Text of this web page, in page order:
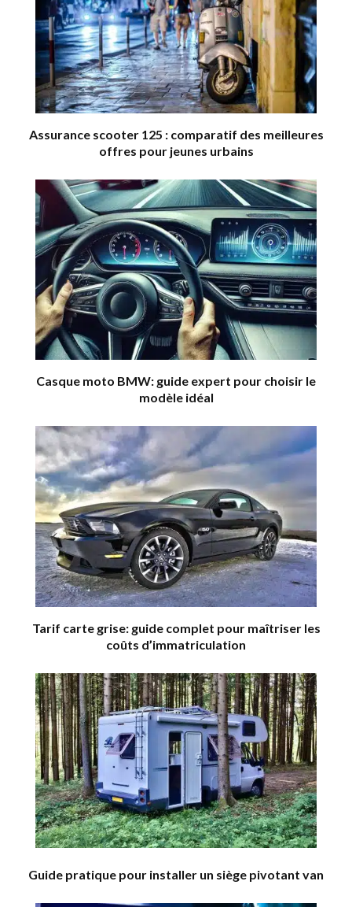
Assurance scooter 125 : comparatif des meilleures
offres pour jeunes urbains
Casque moto BMW: guide expert pour choisir le
modèle idéal
Tarif carte grise: guide complet pour maîtriser les
coûts d’immatriculation
Guide pratique pour installer un siège pivotant van